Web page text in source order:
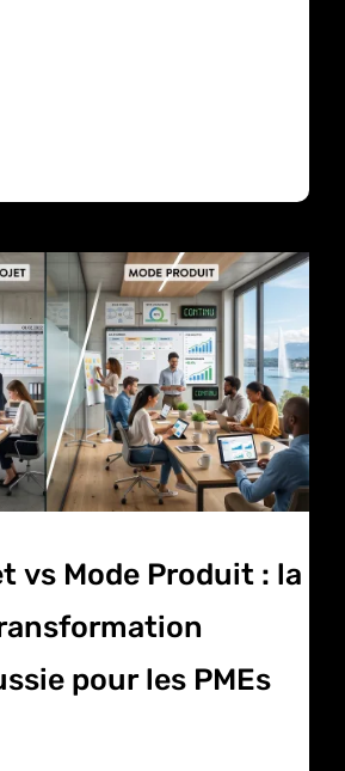
vs Mode Produit : la
pour les PMEs